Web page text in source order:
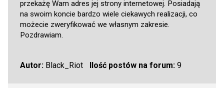
przekażę Wam adres jej strony internetowej. Posiadają
na swoim koncie bardzo wiele ciekawych realizacji, co
możecie zweryfikować we własnym zakresie.
Pozdrawiam.
Autor: Black_Riot Ilość postów na forum:9